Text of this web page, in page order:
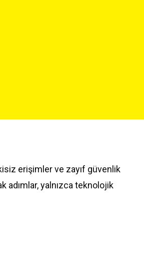
erişimler ve zayıf güvenlik
adımlar, yalnızca teknolojik